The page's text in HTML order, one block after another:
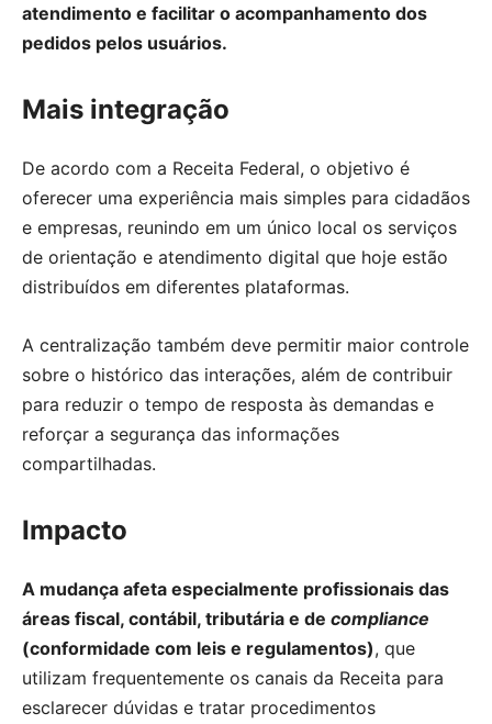
atendimento e facilitar o acompanhamento dos
pedidos pelos usuários.
Mais integração
De acordo com a Receita Federal, o objetivo é
oferecer uma experiência mais simples para cidadãos
e empresas, reunindo em um único local os serviços
de orientação e atendimento digital que hoje estão
distribuídos em diferentes plataformas.
A centralização também deve permitir maior controle
sobre o histórico das interações, além de contribuir
para reduzir o tempo de resposta às demandas e
reforçar a segurança das informações
compartilhadas.
Impacto
A mudança afeta especialmente profissionais das
áreas fiscal, contábil, tributária e de compliance
(conformidade com leis e regulamentos), que
utilizam frequentemente os canais da Receita para
esclarecer dúvidas e tratar procedimentos